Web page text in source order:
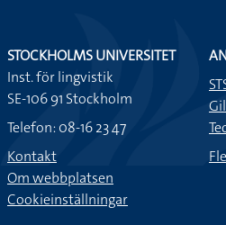
STOCKHOLMS UNIVERSITET
Inst. för lingvistik
SE-106 91 Stockholm
Telefon: 08-16 23 47
Kontakt
Om webbplatsen
Cookieinställningar